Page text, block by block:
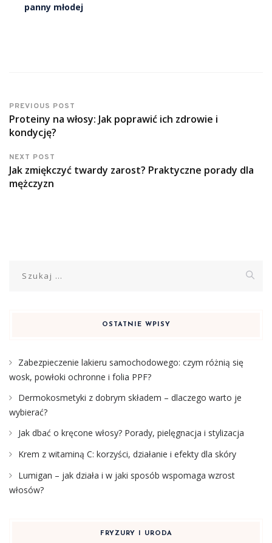
panny młodej
PREVIOUS POST
Proteiny na włosy: Jak poprawić ich zdrowie i
kondycję?
NEXT POST
Jak zmiękczyć twardy zarost? Praktyczne porady dla
mężczyzn
OSTATNIE WPISY
Zabezpieczenie lakieru samochodowego: czym różnią się
wosk, powłoki ochronne i folia PPF?
Dermokosmetyki z dobrym składem – dlaczego warto je
wybierać?
Jak dbać o kręcone włosy? Porady, pielęgnacja i stylizacja
Krem z witaminą C: korzyści, działanie i efekty dla skóry
Lumigan – jak działa i w jaki sposób wspomaga wzrost
włosów?
FRYZURY I URODA